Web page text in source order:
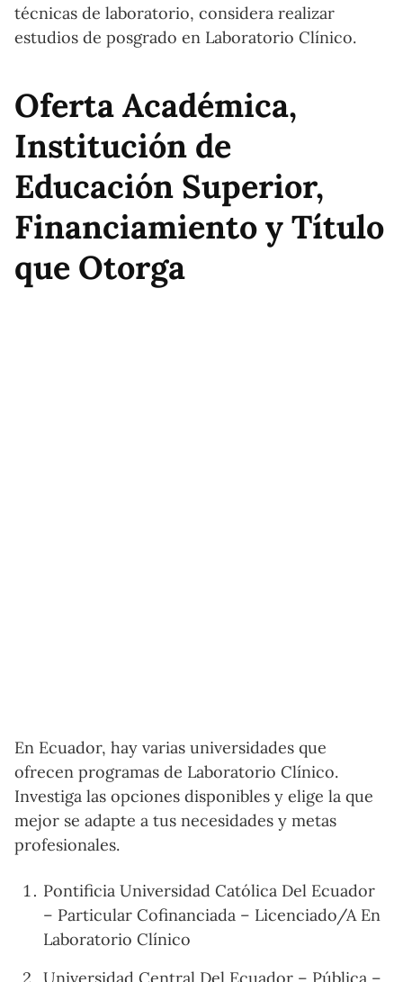
técnicas de laboratorio, considera realizar
estudios de posgrado en Laboratorio Clínico.
Oferta Académica,
Institución de
Educación Superior,
Financiamiento y Título
que Otorga
En Ecuador, hay varias universidades que
ofrecen programas de Laboratorio Clínico.
Investiga las opciones disponibles y elige la que
mejor se adapte a tus necesidades y metas
profesionales.
Pontificia Universidad Católica Del Ecuador
– Particular Cofinanciada – Licenciado/A En
Laboratorio Clínico